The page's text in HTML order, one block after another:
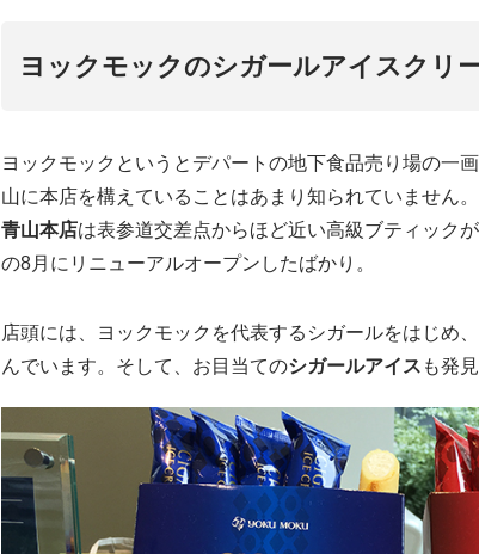
ヨックモックのシガールアイスクリ
ヨックモックというとデパートの地下食品売り場の一
山に本店を構えていることはあまり知られていません。
青山本店は表参道交差点からほど近い高級ブティック
の8月にリニューアルオープンしたばかり。
店頭には、ヨックモックを代表するシガールをはじめ
んでいます。そして、お目当てのシガールアイス も発見